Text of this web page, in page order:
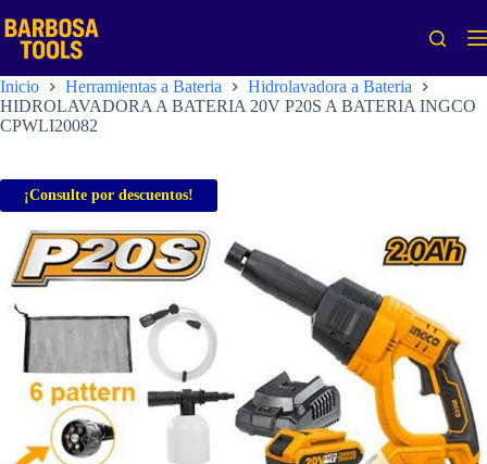
al
contenido
Inicio Herramientas a Bateria
Hidrolavadora a Bateria
HIDROLAVADORA A BATERIA 20V P20S A BATERIA INGCO
CPWLI20082
¡Consulte por descuentos!